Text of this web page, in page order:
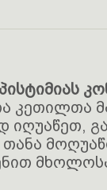
კეთილთა
იღუაწეთ,